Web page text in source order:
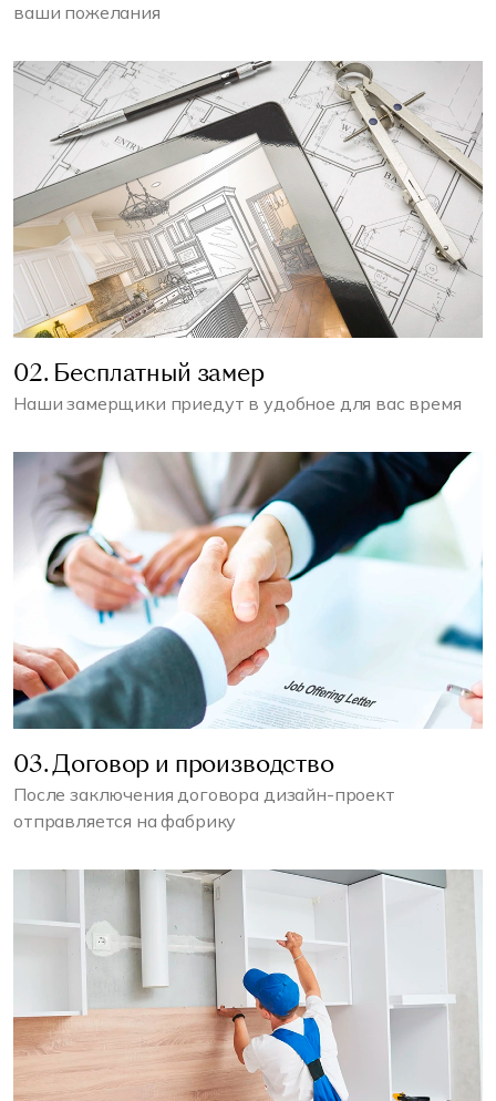
ваши пожелания
02. Бесплатный замер
Наши замерщики приедут в удобное для вас время
03. Договор и производство
После заключения договора дизайн-проект
отправляется на фабрику